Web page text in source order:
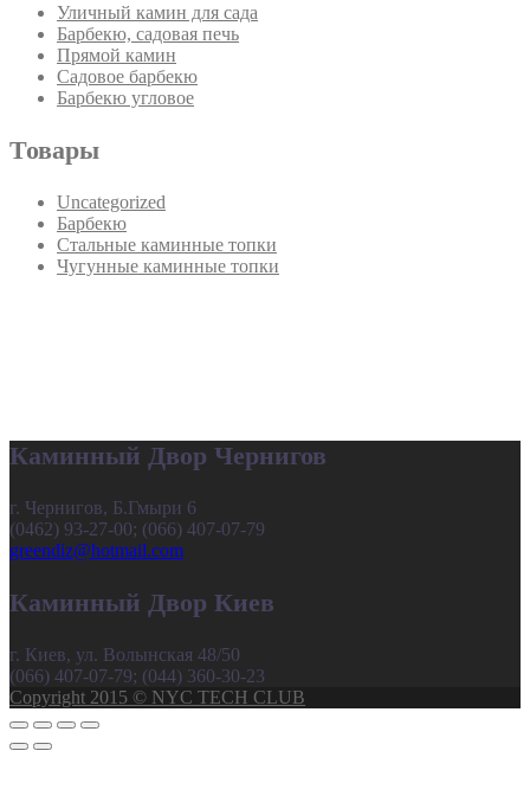
Уличный камин для сада
Барбекю, садовая печь
Прямой камин
Садовое барбекю
Барбекю угловое
Товары
Uncategorized
Барбекю
Стальные каминные топки
Чугунные каминные топки
Каминный Двор Чернигов
г. Чернигов, Б.Гмыри 6
(0462) 93-27-00; (066) 407-07-79
greendiz@hotmail.com
Каминный Двор Киев
г. Киев, ул. Волынская 48/50
(066) 407-07-79; (044) 360-30-23
Copyright 2015 © NYC TECH CLUB